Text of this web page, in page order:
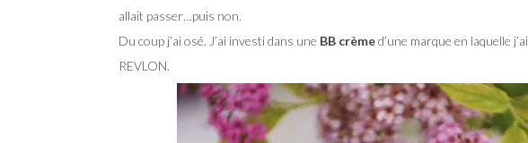
allait passer…puis non.
Du coup j’ai osé. J’ai investi dans une BB crèmed’une marque en laquelle
REVLON.